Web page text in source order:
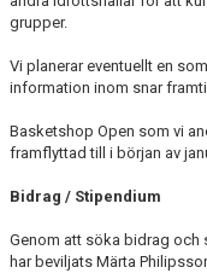
AVGIFTER
BLI MEDLEM
FRITIDSKORTET
KÖP BILJETTER
grupper.
Vi planerar eventuellt en
information inom snar
Basketshop Open som vi
framflyttad till i början av
Bidrag / Stipendium
Genom att söka bidrag och
har beviljats Märta